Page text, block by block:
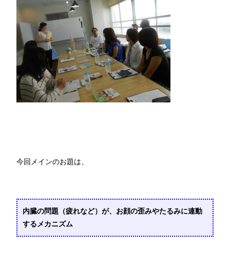
今回メインのお題は、
内臓の問題（疲れなど）が、お顔の歪みやたるみに連動
するメカニズム